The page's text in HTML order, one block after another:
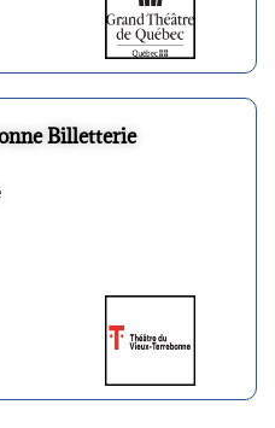
Billetterie